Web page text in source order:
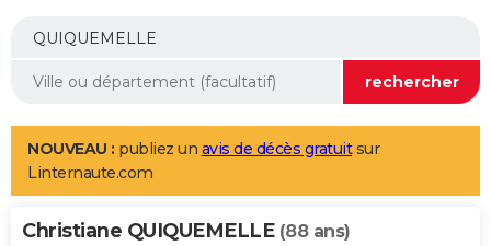
Essais
Réserver un essai
Citadines
Berlines
SUV
Forum auto
+
Mobiles
Meilleur smartphone
Internet
Ordinateurs
Jeux vidéo
Guide high-tech
Aménagement intérieur
LIFESTYLE
Art de vivre
Bien-être
Loisirs
Mode
Modes de vie
Alimentation
Guide de la santé
Maladies
Médicaments
Sommeil
VOYAGE
NOUVEAU : publiez un avis de décès gratuitsur
Linternaute.com
Christiane QUIQUEMELLE (88 ans)